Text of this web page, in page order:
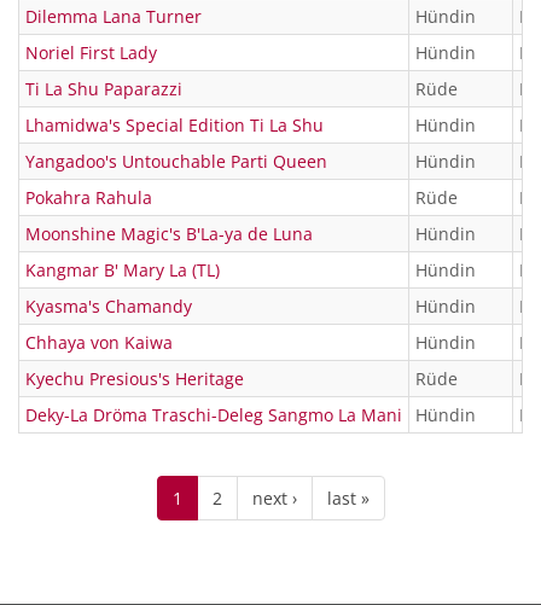
Dilemma Lana Turner
Hündin
Noriel First Lady
Hündin
Ti La Shu Paparazzi
Rüde
Lhamidwa's Special Edition Ti La Shu
Hündin
Yangadoo's Untouchable Parti Queen
Hündin
Pokahra Rahula
Rüde
Moonshine Magic's B'La-ya de Luna
Hündin
Kangmar B' Mary La (TL)
Hündin
Kyasma's Chamandy
Hündin
Chhaya von Kaiwa
Hündin
Kyechu Presious's Heritage
Rüde
Deky-La Dröma Traschi-Deleg Sangmo La Mani
Hündin
1 2 next › last »